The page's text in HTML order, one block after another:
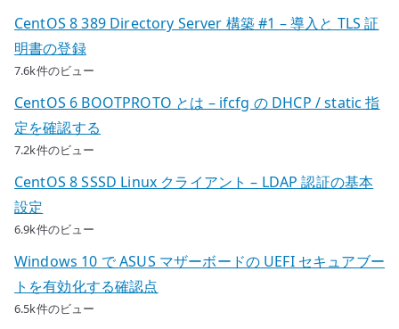
CentOS 8 389 Directory Server 構築 #1 – 導入と TLS 証
明書の登録
7.6k件のビュー
CentOS 6 BOOTPROTO とは – ifcfg の DHCP / static 指
定を確認する
7.2k件のビュー
CentOS 8 SSSD Linux クライアント – LDAP 認証の基本
設定
6.9k件のビュー
Windows 10 で ASUS マザーボードの UEFI セキュアブー
トを有効化する確認点
6.5k件のビュー